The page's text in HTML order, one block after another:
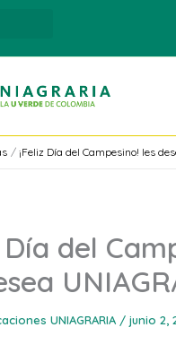
¡Feliz Día del Campesino! les
Día del
UNIAGRARIA / junio 2,